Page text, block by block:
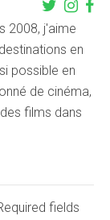
2008, j'aime
en
possible en
de cinéma,
films dans
fields